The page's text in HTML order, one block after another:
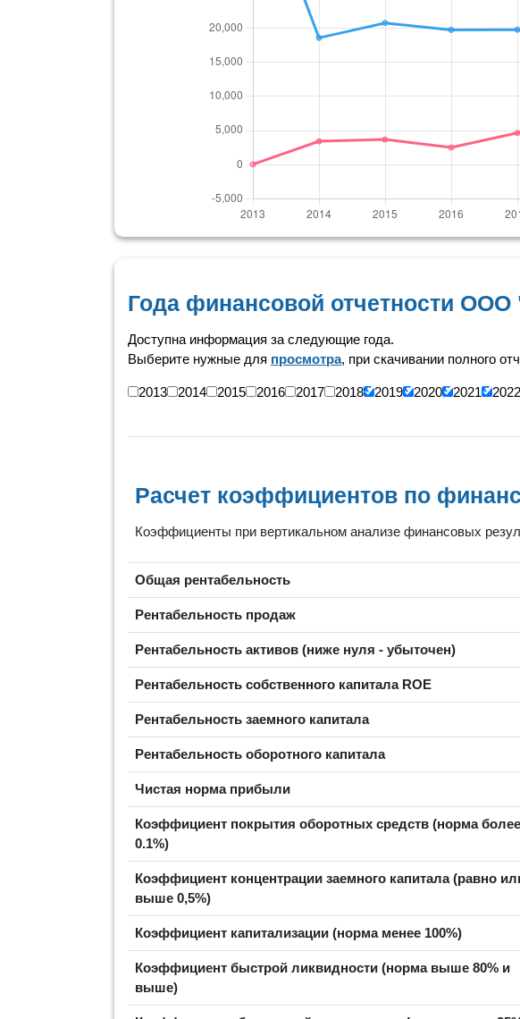
Года финансовой отчетности
Доступна информация за следующие года.
Выберите нужные для просмотра, при скачивании полного
2013 2014 2015 2016 2017 2018 2019 2020 2021 2022
Расчет коэффициентов по
Коэффициенты при вертикальном анализе финансовых
Общая рентабельность
Рентабельность продаж
Рентабельность активов (ниже нуля - убыточен)
Рентабельность собственного капитала ROE
Рентабельность заемного капитала
Рентабельность оборотного капитала
Чистая норма прибыли
Коэффициент покрытия оборотных средств (норма более
0.1%)
Коэффициент концентрации заемного капитала (равно
выше 0,5%)
Коэффициент капитализации (норма менее 100%)
Коэффициент быстрой ликвидности (норма выше 80% и
выше)